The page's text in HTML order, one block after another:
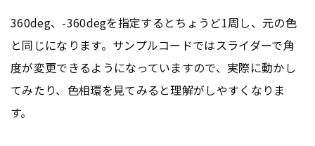
360deg、-360degを指定するとちょうど1周し、元の色
と同じになります。サンプルコードではスライダーで角
度が変更できるようになっていますので、実際に動かし
てみたり、色相環を見てみると理解がしやすくなりま
す。